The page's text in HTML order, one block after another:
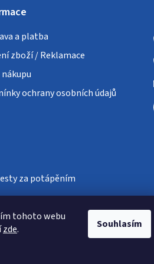
tohoto webu
zde. Souhlasím
a platba
zboží / Reklamace
nákupu
ochrany osobních údajů
za potápěním